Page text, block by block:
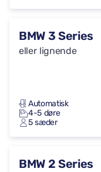
BMW 3 Series
eller lignende
Automatisk
4-5 døre
5 sæder
BMW 2 Series